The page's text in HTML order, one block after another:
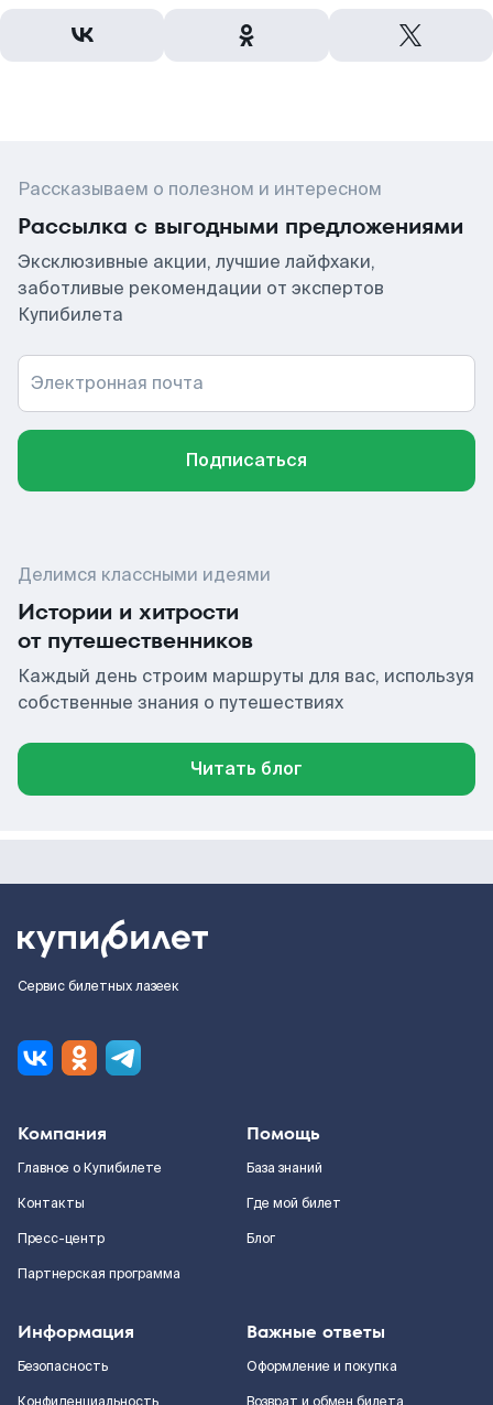
Рассказываем о полезном и интересном
Рассылка с выгодными предложениями
Эксклюзивные акции, лучшие лайфхаки,
заботливые рекомендации от экспертов
Купибилета
Электронная почта
Подписаться
Делимся классными идеями
Истории и хитрости
от путешественников
Каждый день строим маршруты для вас, используя
собственные знания о путешествиях
Читать блог
Сервис билетных лазеек
Компания
Главное о Купибилете
Контакты
Пресс-центр
Партнерская программа
Помощь
База знаний
Где мой билет
Блог
Информация
Безопасность
Важные ответы
Оформление и покупка